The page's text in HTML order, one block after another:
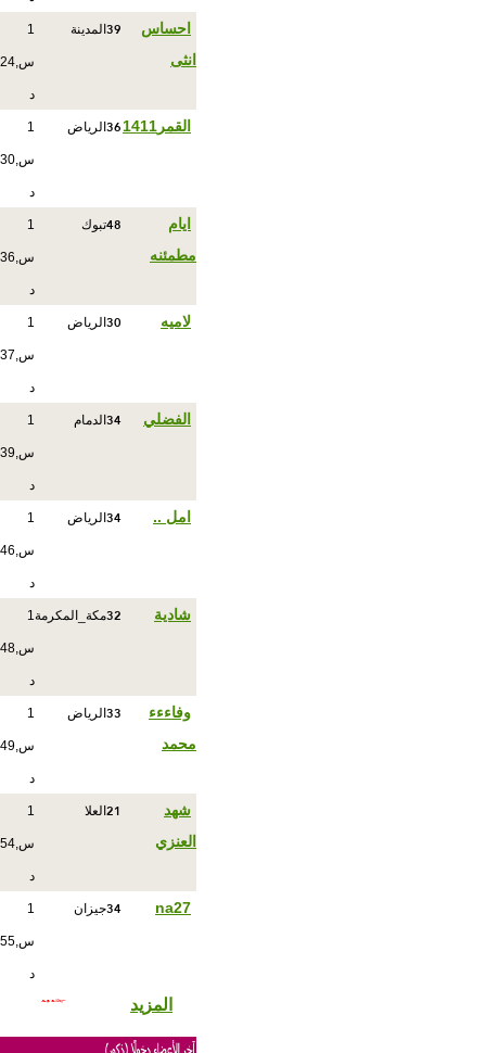
احساس
انثى
39 المدينة 1
س,24
د
القمر1411 36 الرياض 1
س,30
د
ايام
مطمئنه
48تبوك 1
س,36
د
لاميه 30 الرياض 1
س,37
د
الفضلي 34 الدمام 1
س,39
د
امل .. 34 الرياض 1
س,46
د
شادية 32مكة_المكرمة1
س,48
د
وفاءءء
محمد
33 الرياض 1
س,49
د
شهد
العنزي
21 العلا 1
س,54
د
na27
34جيزان 1
س,55
د
المزيد